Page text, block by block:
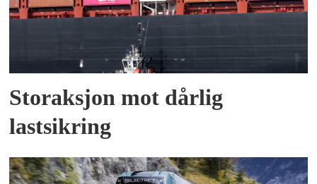
Storaksjon mot dårlig
lastsikring